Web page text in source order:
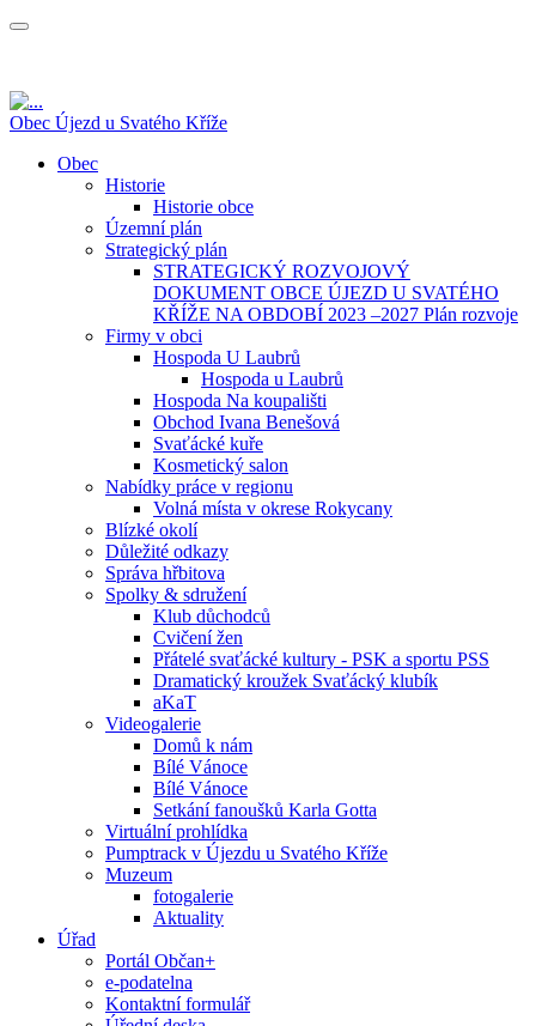
Obec Újezd u Svatého Kříže
Obec
Historie
Historie obce
Územní plán
Strategický plán
STRATEGICKÝ ROZVOJOVÝ
DOKUMENT OBCE ÚJEZD U SVATÉHO
KŘÍŽE NA OBDOBÍ 2023 –2027 Plán rozvoje
Firmy v obci
Hospoda U Laubrů
Hospoda u Laubrů
Hospoda Na koupališti
Obchod Ivana Benešová
Svaťácké kuře
Kosmetický salon
Nabídky práce v regionu
Volná místa v okrese Rokycany
Blízké okolí
Důležité odkazy
Správa hřbitova
Spolky & sdružení
Klub důchodců
Cvičení žen
Přátelé svaťácké kultury - PSK a sportu PSS
Dramatický kroužek Svaťácký klubík
aKaT
Videogalerie
Domů k nám
Bílé Vánoce
Bílé Vánoce
Setkání fanoušků Karla Gotta
Virtuální prohlídka
Pumptrack v Újezdu u Svatého Kříže
Muzeum
fotogalerie
Aktuality
Úřad
Portál Občan+
e-podatelna
Kontaktní formulář